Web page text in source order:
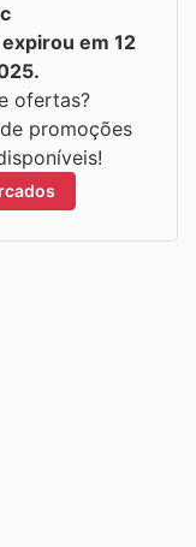
em 12
ofertas?
promoções